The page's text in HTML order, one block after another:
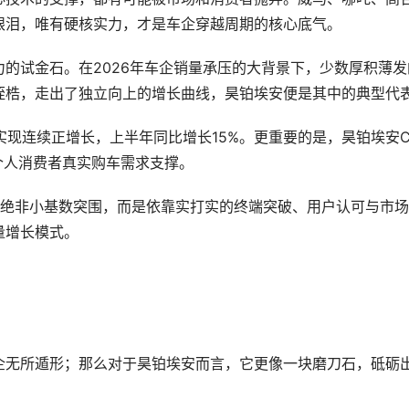
，唯有硬核实力，才是车企穿越周期的核心底气。
试金石。在2026年车企销量承压的大背景下，少数厚积薄
，走出了独立向上的增长曲线，昊铂埃安便是其中的典型代表
连续正增长，上半年同比增长15%。更重要的是，昊铂埃安
消费者真实购车需求支撑。
非小基数突围，而是依靠实打实的终端突破、用户认可与市
长模式。
所遁形；那么对于昊铂埃安而言，它更像一块磨刀石，砥砺